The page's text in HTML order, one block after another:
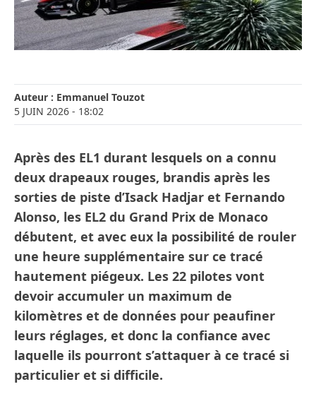
Auteur : Emmanuel Touzot
5 JUIN 2026 - 18:02
Après des EL1 durant lesquels on a connu
deux drapeaux rouges, brandis après les
sorties de piste d’Isack Hadjar et Fernando
Alonso, les EL2 du Grand Prix de Monaco
débutent, et avec eux la possibilité de rouler
une heure supplémentaire sur ce tracé
hautement piégeux. Les 22 pilotes vont
devoir accumuler un maximum de
kilomètres et de données pour peaufiner
leurs réglages, et donc la confiance avec
laquelle ils pourront s’attaquer à ce tracé si
particulier et si difficile.